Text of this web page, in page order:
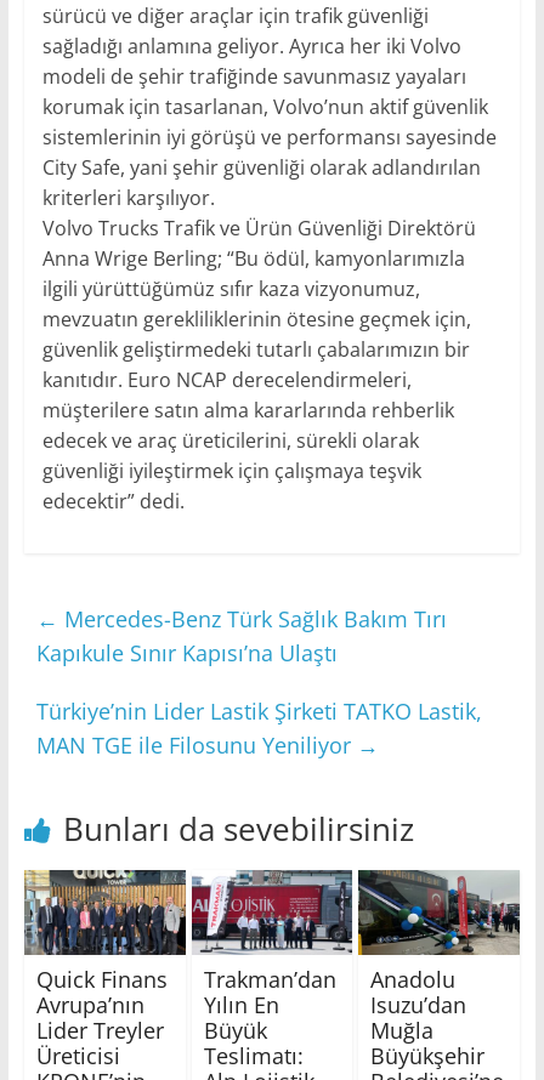
sürücü ve diğer araçlar için trafik güvenliği
sağladığı anlamına geliyor. Ayrıca her iki Volvo
modeli de şehir trafiğinde savunmasız yayaları
korumak için tasarlanan, Volvo’nun aktif güvenlik
sistemlerinin iyi görüşü ve performansı sayesinde
City Safe, yani şehir güvenliği olarak adlandırılan
kriterleri karşılıyor.
Volvo Trucks Trafik ve Ürün Güvenliği Direktörü
Anna Wrige Berling; “Bu ödül, kamyonlarımızla
ilgili yürüttüğümüz sıfır kaza vizyonumuz,
mevzuatın gerekliliklerinin ötesine geçmek için,
güvenlik geliştirmedeki tutarlı çabalarımızın bir
kanıtıdır. Euro NCAP derecelendirmeleri,
müşterilere satın alma kararlarında rehberlik
edecek ve araç üreticilerini, sürekli olarak
güvenliği iyileştirmek için çalışmaya teşvik
edecektir” dedi.
← Mercedes-Benz Türk Sağlık Bakım Tırı
Kapıkule Sınır Kapısı’na Ulaştı
Türkiye’nin Lider Lastik Şirketi TATKO Lastik,
MAN TGE ile Filosunu Yeniliyor →
Bunları da sevebilirsiniz
Quick Finans
Avrupa’nın
Lider Treyler
Üreticisi
Trakman’dan
Yılın En
Büyük
Teslimatı:
Anadolu
Isuzu’dan
Muğla
Büyükşehir